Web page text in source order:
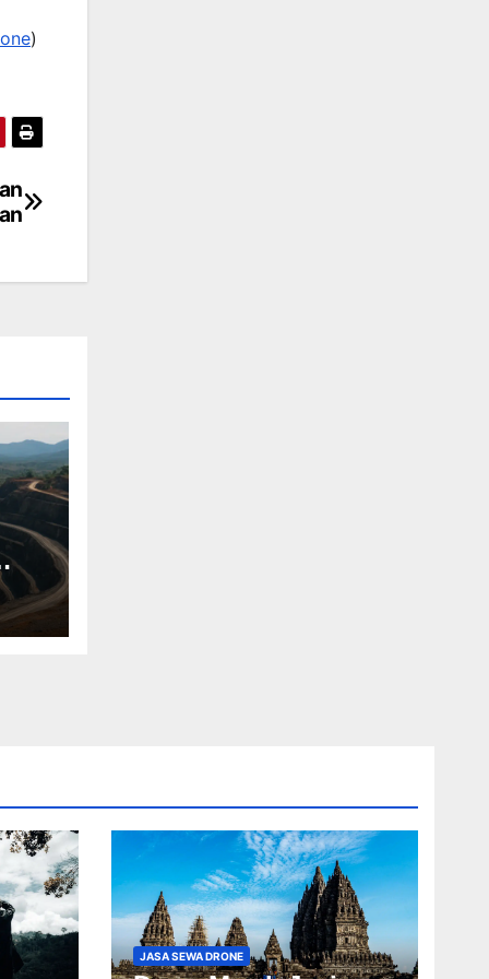
)
JASA SEWA DRONE